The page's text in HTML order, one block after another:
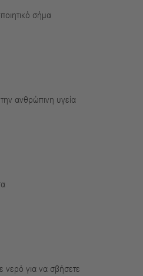
σήμα
την ανθρώπινη υγεία
νερό για να σβήσετε